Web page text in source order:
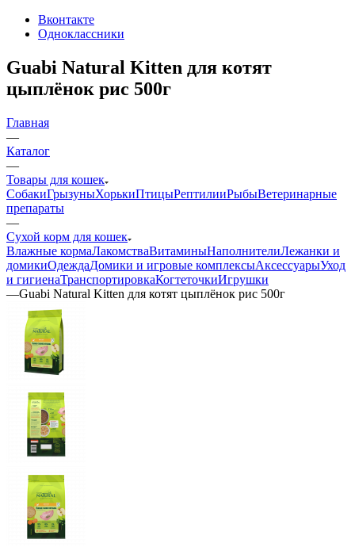
Вконтакте
Одноклассники
Guabi Natural Kitten для котят
цыплёнок рис 500г
Главная
—
Каталог
—
Товары для кошек
СобакиГрызуныХорькиПтицыРептилииРыбыВетеринарные
препараты
—
Сухой корм для кошек
Влажные кормаЛакомстваВитаминыНаполнителиЛежанки и
домикиОдеждаДомики и игровые комплексыАксессуарыУход
и гигиенаТранспортировкаКогтеточкиИгрушки
—Guabi Natural Kitten для котят цыплёнок рис 500г